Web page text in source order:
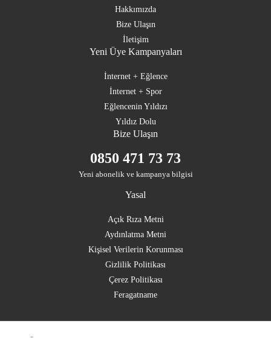
Hakkımızda
Bize Ulaşın
İletişim
Yeni Üye Kampanyaları
İnternet + Eğlence
İnternet + Spor
Eğlencenin Yıldızı
Yıldız Dolu
Bize Ulaşın
0850 471 73 73
Yeni abonelik ve kampanya bilgisi
Yasal
Açık Rıza Metni
Aydınlatma Metni
Kişisel Verilerin Korunması
Gizlilik Politikası
Çerez Politikası
Feragatname